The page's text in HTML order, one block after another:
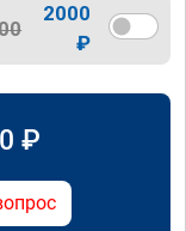
2000
₽
₽